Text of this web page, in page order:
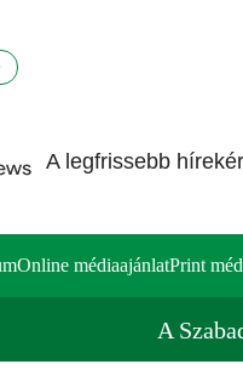
A legfrissebb
Online médiaajánlatPrint
A